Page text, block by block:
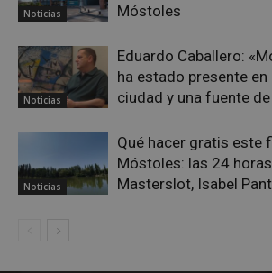
Noticias
Móstoles
Noticias
Eduardo Caballero:
ha estado presente
ciudad y una fuente
Noticias
Qué hacer gratis este
Móstoles: las 24
Masterslot, Isabel
__cf_bm